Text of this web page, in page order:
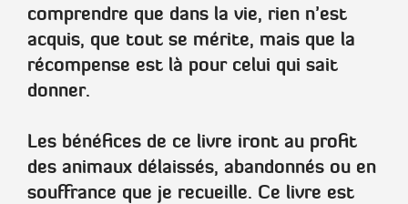
comprendre que dans la vie, rien n’est
acquis, que tout se mérite, mais que la
récompense est là pour celui qui sait
donner.
Les bénéfices de ce livre iront au profit
des animaux délaissés, abandonnés ou en
souffrance que je recueille. Ce livre est